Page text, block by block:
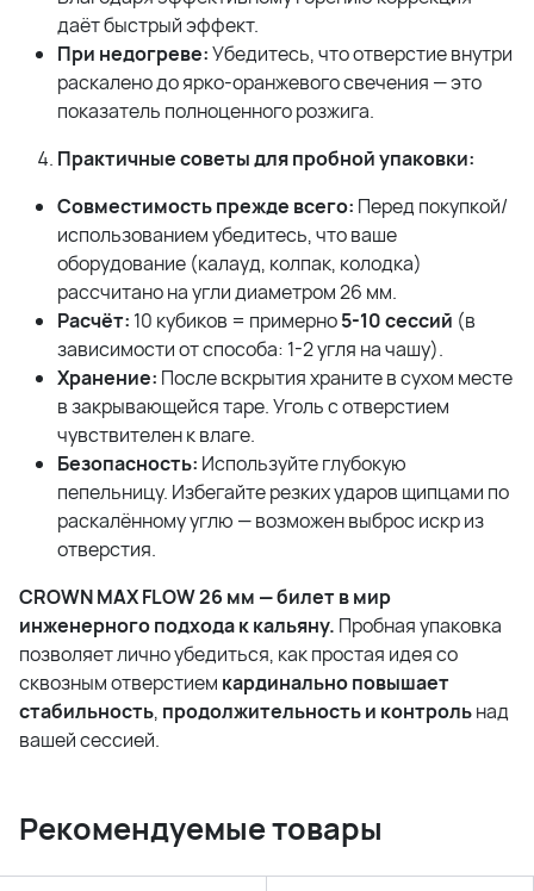
даёт быстрый эффект.
При недогреве:Убедитесь, что отверстие внутри
раскалено до ярко-оранжевого свечения — это
показатель полноценного розжига.
Практичные советы для пробной упаковки:
Совместимость прежде всего: Перед покупкой/
использованием убедитесь, что ваше
оборудование (калауд, колпак, колодка)
рассчитано на угли диаметром 26 мм.
Расчёт: 10 кубиков = примерно5-10 сессий (в
зависимости от способа: 1-2 угля на чашу).
Хранение: После вскрытия храните в сухом месте
в закрывающейся таре. Уголь с отверстием
чувствителен к влаге.
Безопасность: Используйте глубокую
пепельницу. Избегайте резких ударов щипцами по
раскалённому углю — возможен выброс искр из
отверстия.
CROWN MAX FLOW 26 мм — билет в мир
инженерного подхода к кальяну. Пробная упаковка
позволяет лично убедиться, как простая идея со
сквозным отверстием кардинально повышает
стабильность, продолжительность и контрольнад
вашей сессией.
Рекомендуемые товары